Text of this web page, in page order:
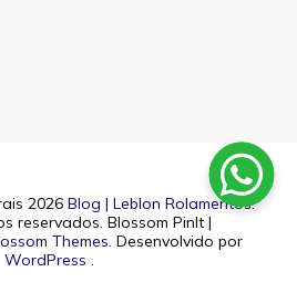
2026 Blog | Leblon Rolamentos.
reservados. Blossom PinIt |
Themes. Desenvolvido por
WordPress .